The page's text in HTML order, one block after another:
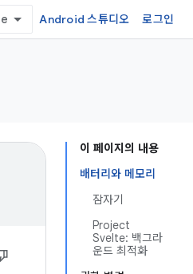
Android 스튜디오 로그인
이 페이지의 내용
배터리와 메모리
잠자기
Project
Svelte: 백그라
운드 최적화